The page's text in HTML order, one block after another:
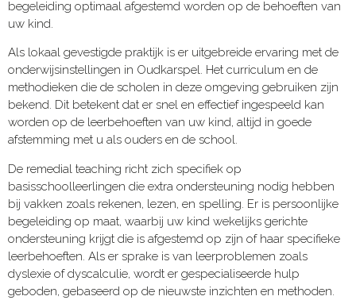
begeleiding optimaal afgestemd worden op de behoeften van
uw kind.
Als lokaal gevestigde praktijk is er uitgebreide ervaring met de
onderwijsinstellingen in Oudkarspel. Het curriculum en de
methodieken die de scholen in deze omgeving gebruiken zijn
bekend. Dit betekent dat er snel en effectief ingespeeld kan
worden op de leerbehoeften van uw kind, altijd in goede
afstemming met u als ouders en de school.
De remedial teaching richt zich specifiek op
basisschoolleerlingen die extra ondersteuning nodig hebben
bij vakken zoals rekenen, lezen, en spelling. Er is persoonlijke
begeleiding op maat, waarbij uw kind wekelijks gerichte
ondersteuning krijgt die is afgestemd op zijn of haar specifieke
leerbehoeften. Als er sprake is van leerproblemen zoals
dyslexie of dyscalculie, wordt er gespecialiseerde hulp
geboden, gebaseerd op de nieuwste inzichten en methoden.